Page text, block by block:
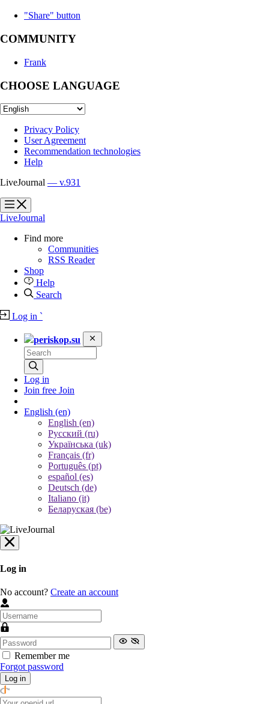
"Share" button
COMMUNITY
Frank
CHOOSE LANGUAGE
Privacy Policy
User Agreement
Recommendation technologies
Help
LiveJournal — v.931
?
?
LiveJournal
Find more
Communities
RSS Reader
Shop
Help
Search
Log in `
periskop.su
Log in
Join free Join
English (en)
English (en)
Русский (ru)
Українська (uk)
Français (fr)
Português (pt)
español (es)
Deutsch (de)
Italiano (it)
Беларуская (be)
Log in
No account? Create an account
Remember me
Forgot password
Log in